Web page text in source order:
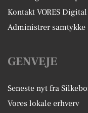
Kontakt VORES Digital
Administrer samtykke
GENVEJE
Seneste nyt fra
Vores lokale erhverv